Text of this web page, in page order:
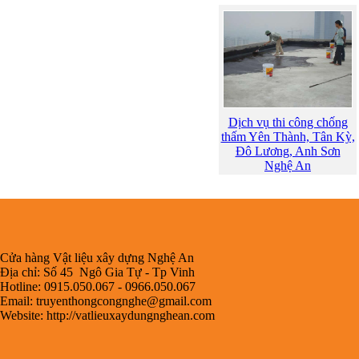
Dịch vụ thi công chống
thấm Yên Thành, Tân Kỳ,
Đô Lương, Anh Sơn
Nghệ An
Cửa hàng Vật liệu xây dựng Nghệ An
Địa chỉ: Số 45 Ngô Gia Tự - Tp Vinh
Hotline: 0915.050.067 - 0966.050.067
Email: truyenthongcongnghe@gmail.com
Website: http://vatlieuxaydungnghean.com